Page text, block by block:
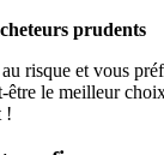
prudents
risque et vous
être le meilleur
!